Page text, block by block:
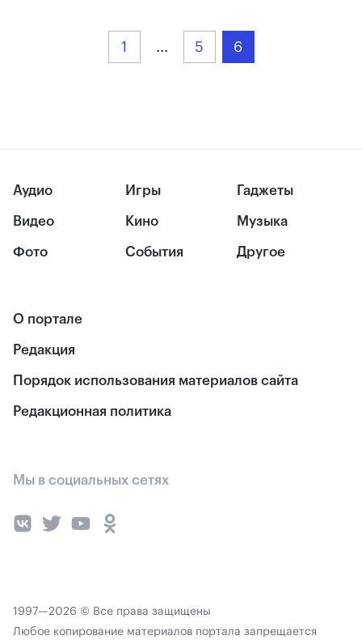
1 ... 5 6
Аудио
Видео
Фото
Игры
Кино
События
Гаджеты
Музыка
Другое
О портале
Редакция
Порядок использования материалов сайта
Редакционная политика
Мы в социальных сетях
1997—2026 © Все права защищены
Любое копирование материалов портала запрещается